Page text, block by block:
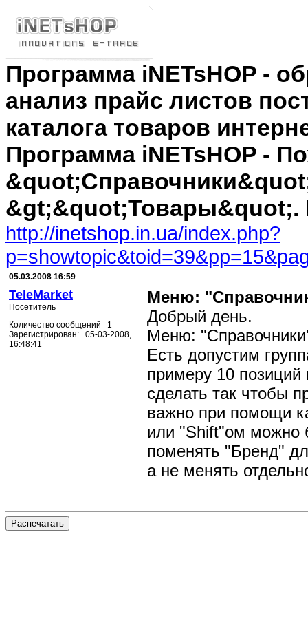
Программа iNETsHOP -
анализ прайс листов
каталога товаров
Программа iNETsHOP -
&gt;&quot;Товары&quot;.
http://inetshop.in.ua/index.php?
05.03.2008 16:59
TeleMarket
Посетитель
Количество сообщений 1
Зарегистрирован: 05-03-2008,
16:48:41
Меню:
Добрый день.
Меню:
Есть допустим
примеру 10 позиций
сделать так чтобы
важно при помощи
или "Shift"ом можно
поменять "Бренд"
а не менять